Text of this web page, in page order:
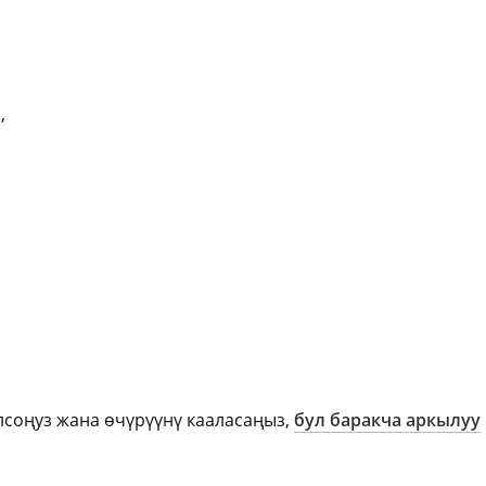
жана өчүрүүнү кааласаңыз, бул баракча аркылуу